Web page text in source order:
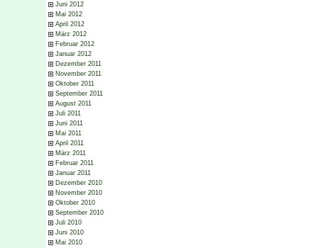
Juni 2012
Mai 2012
April 2012
März 2012
Februar 2012
Januar 2012
Dezember 2011
November 2011
Oktober 2011
September 2011
August 2011
Juli 2011
Juni 2011
Mai 2011
April 2011
März 2011
Februar 2011
Januar 2011
Dezember 2010
November 2010
Oktober 2010
September 2010
Juli 2010
Juni 2010
Mai 2010